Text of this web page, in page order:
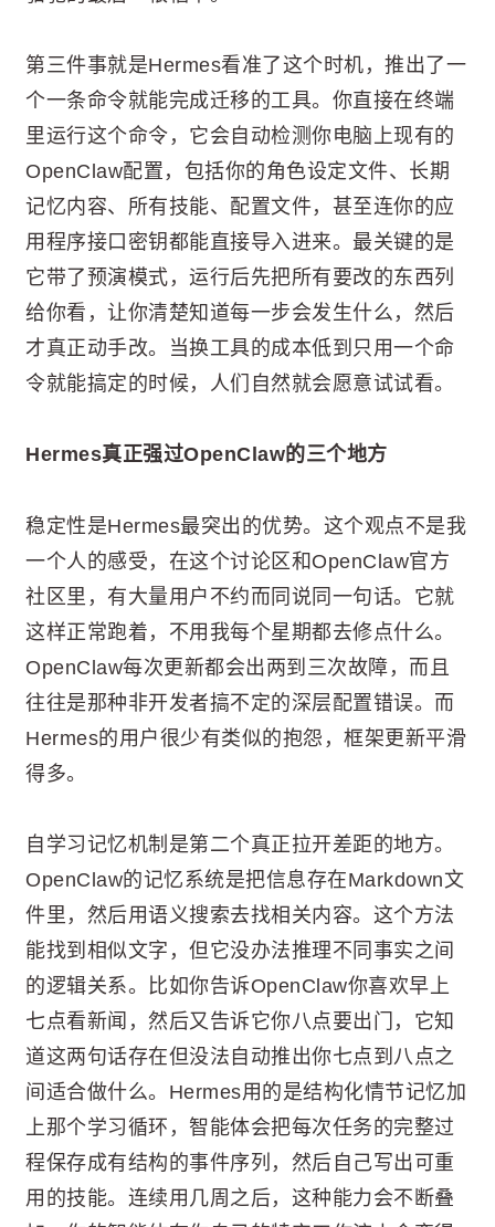
第三件事就是Hermes看准了这个时机，推出了一
个一条命令就能完成迁移的工具。你直接在终端
里运行这个命令，它会自动检测你电脑上现有的
OpenClaw配置，包括你的角色设定文件、长期
记忆内容、所有技能、配置文件，甚至连你的应
用程序接口密钥都能直接导入进来。最关键的是
它带了预演模式，运行后先把所有要改的东西列
给你看，让你清楚知道每一步会发生什么，然后
才真正动手改。当换工具的成本低到只用一个命
令就能搞定的时候，人们自然就会愿意试试看。
Hermes真正强过OpenClaw的三个地方
稳定性是Hermes最突出的优势。这个观点不是我
一个人的感受，在这个讨论区和OpenClaw官方
社区里，有大量用户不约而同说同一句话。它就
这样正常跑着，不用我每个星期都去修点什么。
OpenClaw每次更新都会出两到三次故障，而且
往往是那种非开发者搞不定的深层配置错误。而
Hermes的用户很少有类似的抱怨，框架更新平滑
得多。
自学习记忆机制是第二个真正拉开差距的地方。
OpenClaw的记忆系统是把信息存在Markdown文
件里，然后用语义搜索去找相关内容。这个方法
能找到相似文字，但它没办法推理不同事实之间
的逻辑关系。比如你告诉OpenClaw你喜欢早上
七点看新闻，然后又告诉它你八点要出门，它知
道这两句话存在但没法自动推出你七点到八点之
间适合做什么。Hermes用的是结构化情节记忆加
上那个学习循环，智能体会把每次任务的完整过
程保存成有结构的事件序列，然后自己写出可重
用的技能。连续用几周之后，这种能力会不断叠